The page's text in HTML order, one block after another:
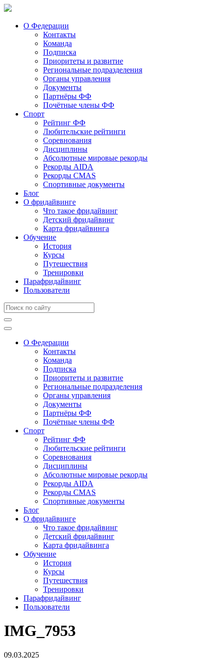
О Федерации
Контакты
Команда
Подписка
Приоритеты и развитие
Региональные подразделения
Органы управления
Документы
Партнёры ФФ
Почётные члены ФФ
Спорт
Рейтинг ФФ
Любительские рейтинги
Соревнования
Дисциплины
Абсолютные мировые рекорды
Рекорды AIDA
Рекорды CMAS
Спортивные документы
Блог
О фридайвинге
Что такое фридайвинг
Детский фридайвинг
Карта фридайвинга
Обучение
История
Курсы
Путешествия
Тренировки
Парафридайвинг
Пользователи
О Федерации
Контакты
Команда
Подписка
Приоритеты и развитие
Региональные подразделения
Органы управления
Документы
Партнёры ФФ
Почётные члены ФФ
Спорт
Рейтинг ФФ
Любительские рейтинги
Соревнования
Дисциплины
Абсолютные мировые рекорды
Рекорды AIDA
Рекорды CMAS
Спортивные документы
Блог
О фридайвинге
Что такое фридайвинг
Детский фридайвинг
Карта фридайвинга
Обучение
История
Курсы
Путешествия
Тренировки
Парафридайвинг
Пользователи
IMG_7953
09.03.2025